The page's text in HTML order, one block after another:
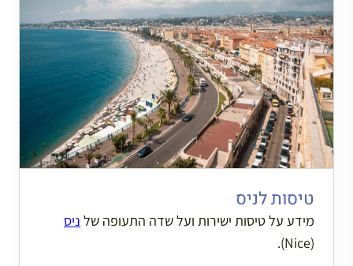
טיסות לניס
מידע על טיסות ישירות ועל שדה התעופה של ניס
(Nice).